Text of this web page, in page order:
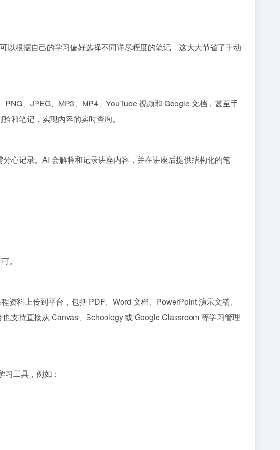
根据自己的学习偏好选择不同详尽程度的笔记，这大大节省了手动
、JPEG、MP3、MP4、YouTube 视频和 Google 文档，甚至手
和笔记，实现内容的实时查询。
心记录。AI 会解释和记录讲座内容，并在讲座后提供结构化的笔
。
资料上传到平台，包括 PDF、Word 文档、PowerPoint 演示文稿、
支持直接从 Canvas、Schoology 或 Google Classroom 等学习管理
工具，例如：